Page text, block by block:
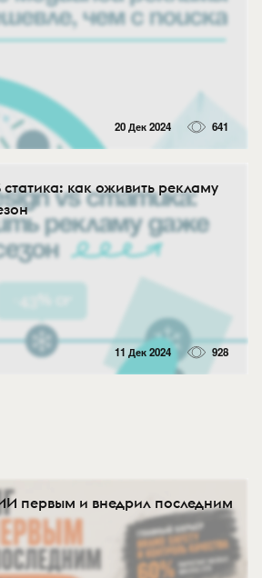
20 Дек 2024 641
как оживить рекламу
11 Дек 2024 928
первым и внедрил последним